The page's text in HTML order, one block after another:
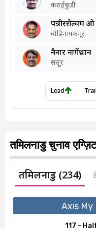
तमिलनाडु चुनाव